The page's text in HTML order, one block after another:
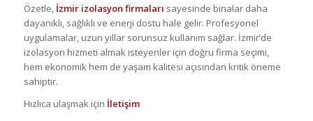
Özetle, İzmir izolasyon firmaları sayesinde binalar daha
dayanıklı, sağlıklı ve enerji dostu hale gelir. Profesyonel
uygulamalar, uzun yıllar sorunsuz kullanım sağlar. İzmir’de
izolasyon hizmeti almak isteyenler için doğru firma seçimi,
hem ekonomik hem de yaşam kalitesi açısından kritik öneme
sahiptir.
Hızlıca ulaşmak için İletişim